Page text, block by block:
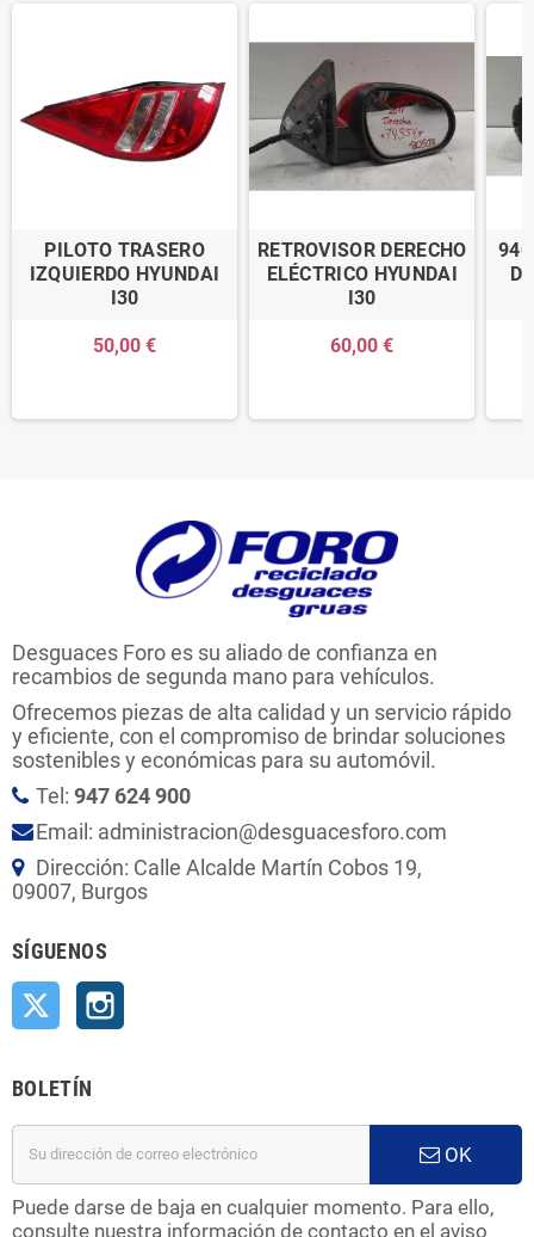
PILOTO TRASERO
IZQUIERDO HYUNDAI
I30
50,00 €
RETROVISOR DERECHO
ELÉCTRICO HYUNDAI
I30
60,00 €
Desguaces Foro es su aliado de confianza en
recambios de segunda mano para vehículos.
Ofrecemos piezas de alta calidad y un servicio rápido
y eficiente, con el compromiso de brindar soluciones
sostenibles y económicas para su automóvil.
Tel: 947 624 900
Email: administracion@desguacesforo.com
Dirección: Calle Alcalde Martín Cobos 19,
09007, Burgos
SÍGUENOS
Twitter
BOLETÍN
OK
Puede darse de baja en cualquier momento. Para ello,
consulte nuestra información de contacto en el aviso